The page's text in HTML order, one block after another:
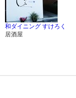
和ダイニング すけろく
居酒屋